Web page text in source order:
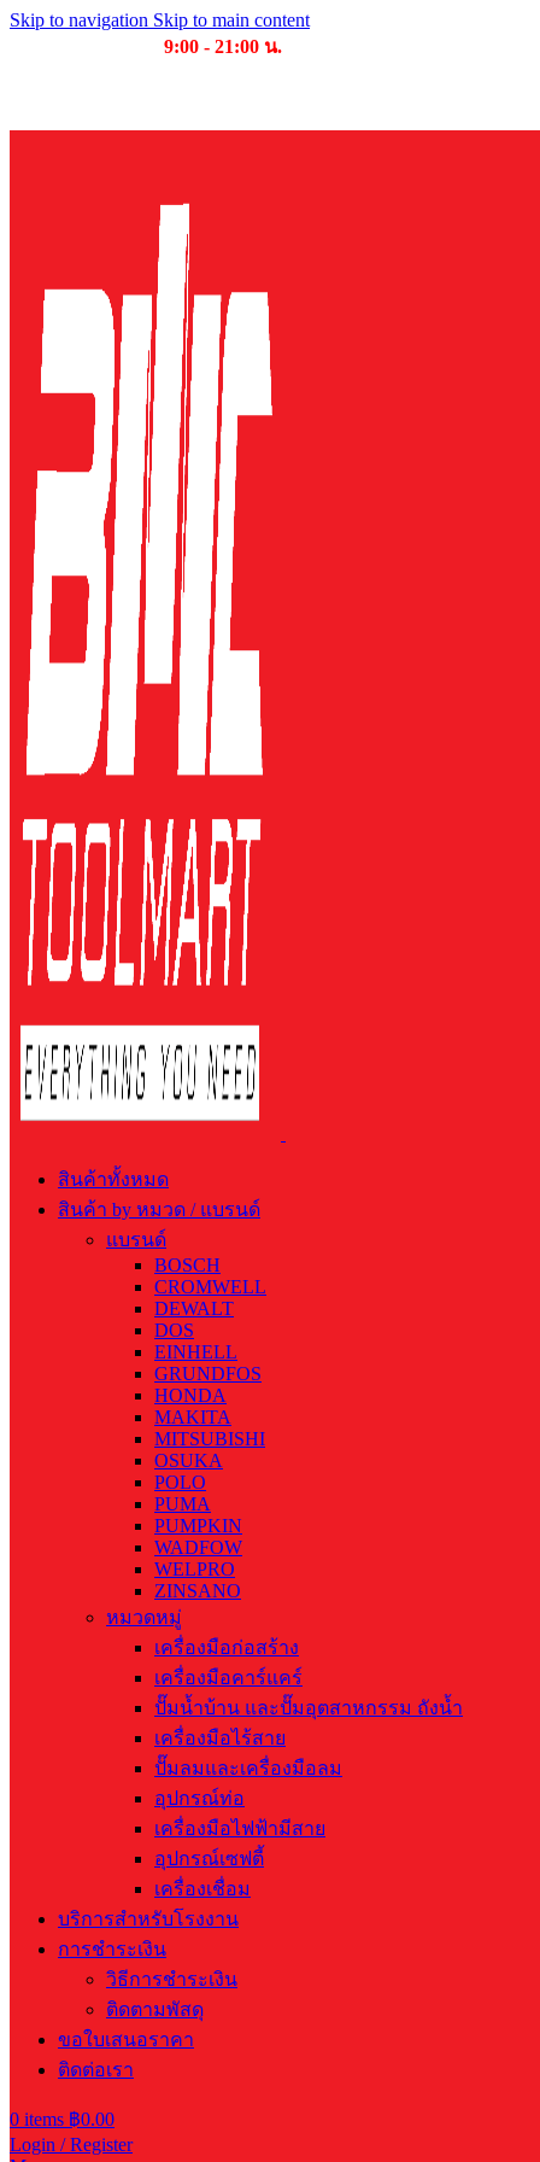
Skip to navigation Skip to main content
9:00 - 21:00 น.
สินค้าทั้งหมด
สินค้า by หมวด / แบรนด์
แบรนด์
BOSCH
CROMWELL
DEWALT
DOS
EINHELL
GRUNDFOS
HONDA
MAKITA
MITSUBISHI
OSUKA
POLO
PUMA
PUMPKIN
WADFOW
WELPRO
ZINSANO
หมวดหมู่
เครื่องมือก่อสร้าง
เครื่องมือคาร์แคร์
ปั๊มน้ำบ้าน และปั๊มอุตสาหกรรม ถังน้ำ
เครื่องมือไร้สาย
ปั๊มลมและเครื่องมือลม
อุปกรณ์ท่อ
เครื่องมือไฟฟ้ามีสาย
อุปกรณ์เซฟตี้
เครื่องเชื่อม
บริการสำหรับโรงงาน
การชำระเงิน
วิธีการชำระเงิน
ติดตามพัสดุ
ขอใบเสนอราคา
ติดต่อเรา
0 items ฿0.00
Login / Register